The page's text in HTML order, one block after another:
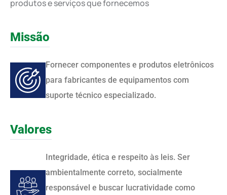
produtos e serviços que fornecemos
Missão
Fornecer componentes e produtos eletrônicos
para fabricantes de equipamentos com
suporte técnico especializado.
Valores
Integridade, ética e respeito às leis. Ser
ambientalmente correto, socialmente
responsável e buscar lucratividade como